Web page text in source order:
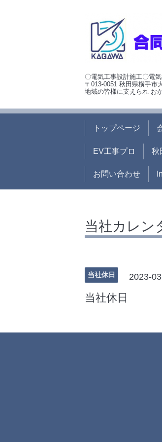
〇電気工事設計施工〇電
〒013-0051 秋田県横手市
地域の皆様に支えられ お
トップページ
EV工事プロ 秋
お問い合わせ
当社カレン
当社休日 2023-
当社休日